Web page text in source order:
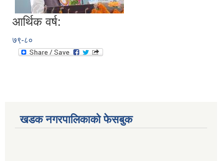
आर्थिक वर्ष:
७९-८०
खडक नगरपालिकाको फेसबुक